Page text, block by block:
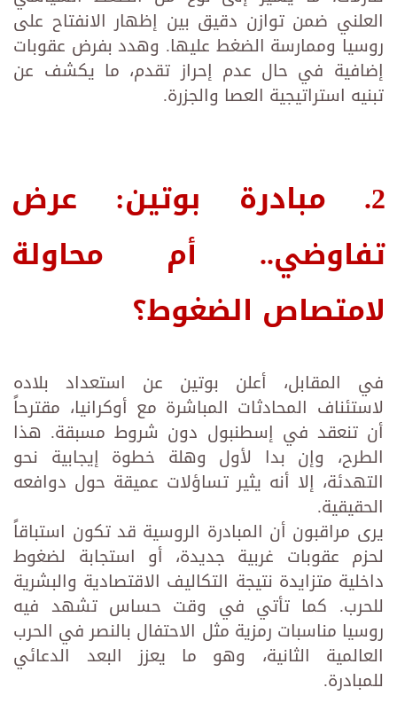
العلني ضمن توازن دقيق بين إظهار الانفتاح على
روسيا وممارسة الضغط عليها. وهدد بفرض عقوبات
إضافية في حال عدم إحراز تقدم، ما يكشف عن
تبنيه استراتيجية العصا والجزرة.
2. مبادرة بوتين: عرض
تفاوضي.. أم محاولة
لامتصاص الضغوط؟
في المقابل، أعلن بوتين عن استعداد بلاده
لاستئناف المحادثات المباشرة مع أوكرانيا، مقترحاً
أن تنعقد في إسطنبول دون شروط مسبقة. هذا
الطرح، وإن بدا لأول وهلة خطوة إيجابية نحو
التهدئة، إلا أنه يثير تساؤلات عميقة حول دوافعه
الحقيقية.
يرى مراقبون أن المبادرة الروسية قد تكون استباقاً
لحزم عقوبات غربية جديدة، أو استجابة لضغوط
داخلية متزايدة نتيجة التكاليف الاقتصادية والبشرية
للحرب. كما تأتي في وقت حساس تشهد فيه
روسيا مناسبات رمزية مثل الاحتفال بالنصر في الحرب
العالمية الثانية، وهو ما يعزز البعد الدعائي
للمبادرة.